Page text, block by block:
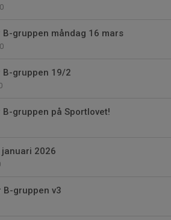
0
gruppen måndag 16 mars
0
gruppen 19/2
gruppen på Sportlovet!
januari 2026
gruppen v3